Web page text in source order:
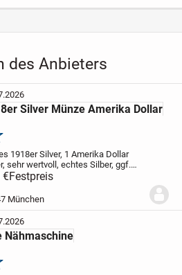
des Anbieters
Silver Münze Amerika Dollar
1918er Silver, 1 Amerika Dollar
sehr wertvoll, echtes Silber, ggf.
trägt Käufer, Rücknahme
€Festpreis
München
Nähmaschine